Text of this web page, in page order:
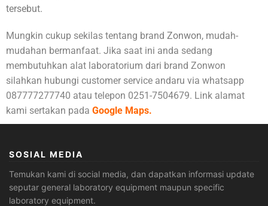
tersebut.
Mungkin cukup sekilas tentang brand Zonwon, mudah-
mudahan bermanfaat. Jika saat ini anda sedang
membutuhkan alat laboratorium dari brand Zonwon
silahkan hubungi customer service andaru via whatsapp
087777277740 atau telepon 0251-7504679. Link alamat
kami sertakan pada Google Maps.
SOSIAL MEDIA
Temukan kami di social media, dan dapatkan informasi update
seputar general laboratory equipment maupun specific
laboratory equipment.